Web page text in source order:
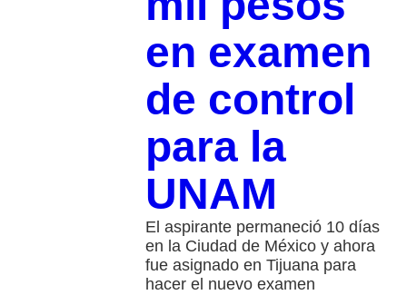
en examen
de control
para la
UNAM
El aspirante permaneció 10 días
en la Ciudad de México y ahora
fue asignado en Tijuana para
hacer el nuevo examen